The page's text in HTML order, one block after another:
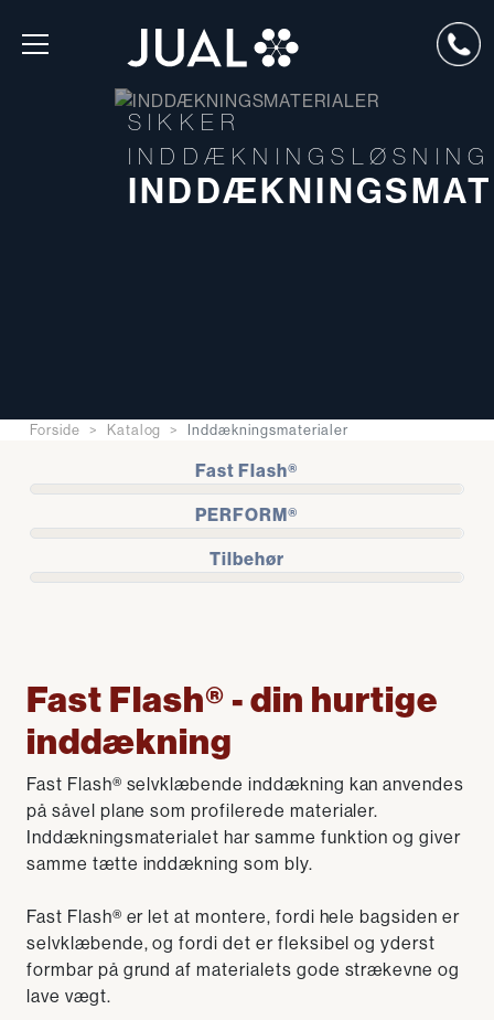
SIKKER
INDDÆKNINGSLØSNING
Forside Katalog Inddækningsmaterialer
Fast Flash®
PERFORM®
Tilbehør
Fast Flash® - din hurtige
inddækning
Fast Flash® selvklæbende inddækning kan anvendes
på såvel plane som profilerede materialer.
Inddækningsmaterialet har samme funktion og giver
samme tætte inddækning som bly.
Fast Flash® er let at montere, fordi hele bagsiden er
selvklæbende, og fordi det er fleksibel og yderst
formbar på grund af materialets gode strækevne og
lave vægt.